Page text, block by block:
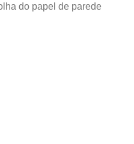
do papel de parede